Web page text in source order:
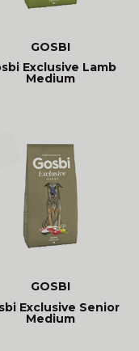
GOSBI
Exclusive Lamb
Medium
GOSBI
Exclusive Senior
Medium